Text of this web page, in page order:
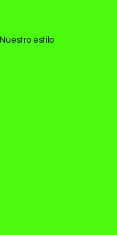
Nuestro estilo